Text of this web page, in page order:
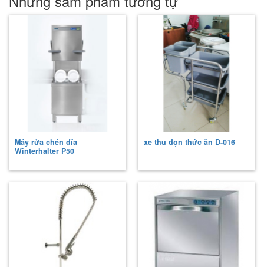
Máy rửa chén dĩa
Winterhalter P50
xe thu dọn thức ăn D-016